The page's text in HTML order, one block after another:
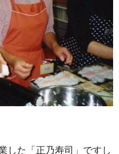
した「正乃寿司」ですし